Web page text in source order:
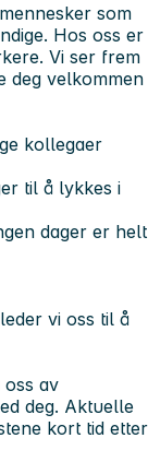
som
Hos oss er
Vi ser frem
deg velkommen
kollegaer
til å lykkes i
dager er helt
vi oss til å
av
deg. Aktuelle
kort tid etter